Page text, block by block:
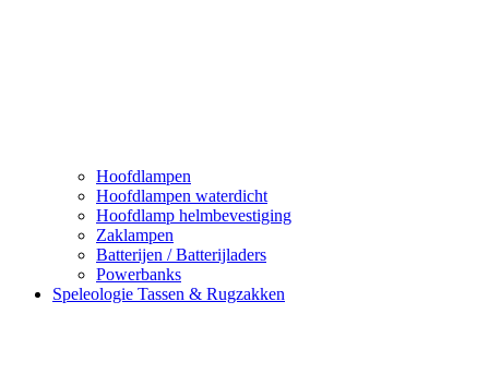
Hoofdlampen
Hoofdlampen waterdicht
Hoofdlamp helmbevestiging
Zaklampen
Batterijen / Batterijladers
Powerbanks
Speleologie Tassen & Rugzakken